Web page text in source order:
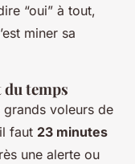
“oui” à tout,
miner sa
temps
grands voleurs de
faut 23 minutes
une alerte ou